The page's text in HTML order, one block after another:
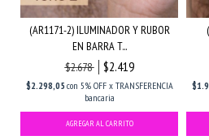
(AR1171-2) ILUMINADOR Y RUBOR
EN BARRA T...
$2.678
$2.419
$2.298,05 con 5% OFF x TRANSFERENCIA
bancaria